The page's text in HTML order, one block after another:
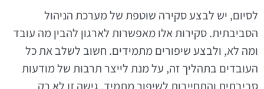
לסיום, יש לבצע סקירה שוטפת של מערכת הניהול
הסביבתית. סקירות אלו מאפשרות לארגון להבין מה עובד
ומה לא, ולבצע שיפורים מתמידים. חשוב לשלב את כל
העובדים בתהליך זה, על מנת לייצר תרבות של מודעות